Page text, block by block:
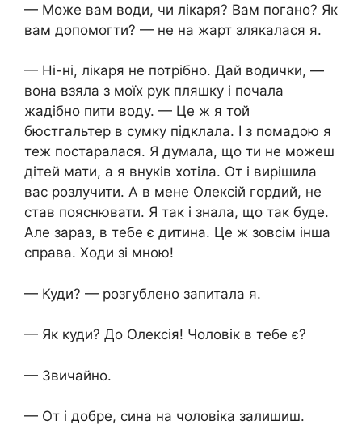
— Може вам води, чи лікаря? Вам погано? Як
вам допомогти? — не на жарт злякалася я.
— Ні-ні, лікаря не потрібно. Дай водички, —
вона взяла з моїх рук пляшку і почала
жадібно пити воду. — Це ж я той
бюстгальтер в сумку підклала. І з помадою я
теж постаралася. Я думала, що ти не можеш
дітей мати, а я внуків хотіла. От і вирішила
вас розлучити. А в мене Олексій гордий, не
став пояснювати. Я так і знала, що так буде.
Але зараз, в тебе є дитина. Це ж зовсім інша
справа. Ходи зі мною!
— Куди? — розгублено запитала я.
— Як куди? До Олексія! Чоловік в тебе є?
— Звичайно.
— От і добре, сина на чоловіка залишиш.